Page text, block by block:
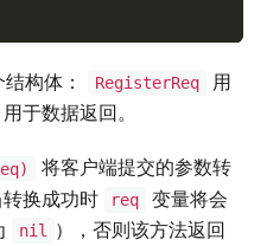
构体： RegisterReq
用
用于数据返回。
将客户端提交的参数转
换成功时 req
变量将会
nil ），否则该方法返回